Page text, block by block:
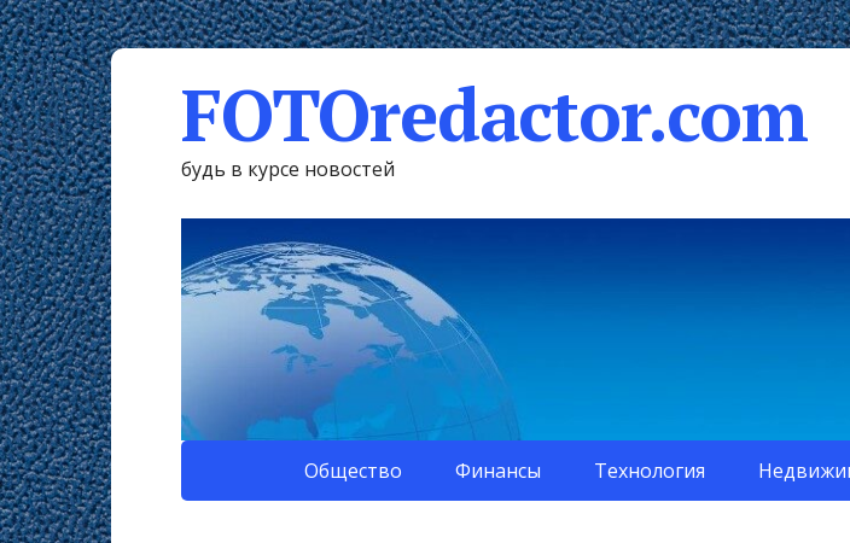
FOTOredactor.com
будь в курсе новостей
Общество Финансы Технология